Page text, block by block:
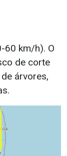
60 km/h). O
de corte
árvores,